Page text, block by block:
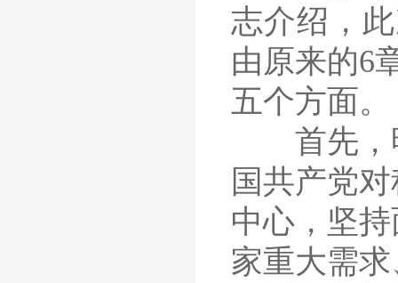
志介绍，
由原来的6
五个方面。
首先，明
国共产党
中心，坚
家重大需